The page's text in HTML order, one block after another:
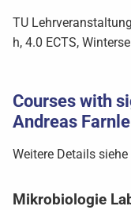
TU
h, 4.0 ECTS,
Courses with
Andreas
Weitere Details
Mikrobiologie